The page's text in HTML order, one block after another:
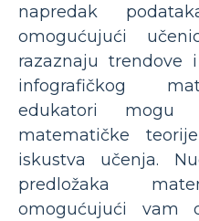
napredak
omogućujući
razaznaju trendove
infografičkog
edukatori mogu
matematičke
iskustva učenja.
predložaka
omogućujući vam